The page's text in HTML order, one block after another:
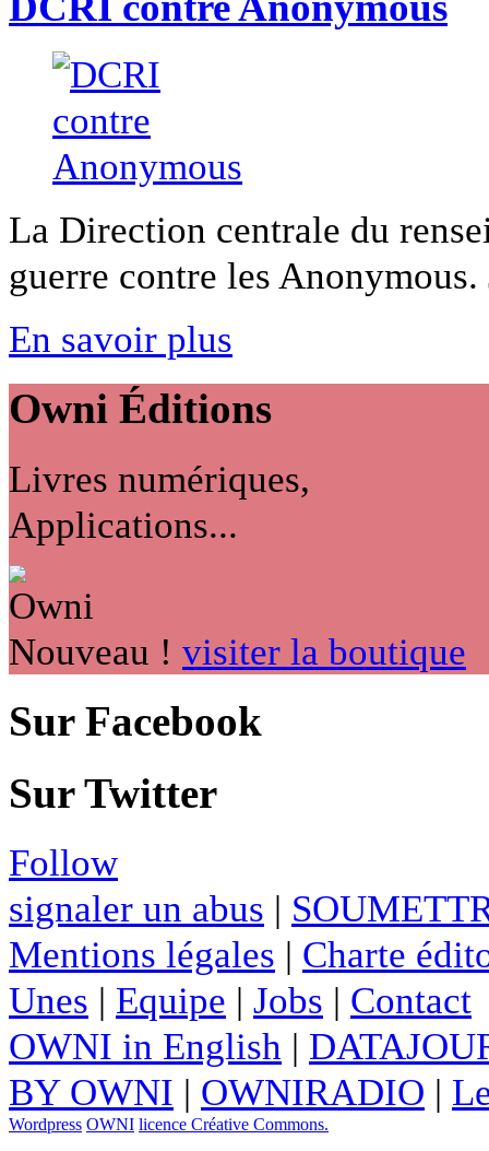
La Direction centrale du
guerre contre les
En savoir plus
Owni Éditions
Livres numériques,
Applications...
Nouveau ! visiter la boutique
Sur Facebook
Sur Twitter
Follow
signaler un abus |
Mentions légales | Charte
Unes | Equipe | Jobs | Contact
OWNI in English |
BY OWNI | OWNIRADIO |
Wordpress OWNI licence Créative Commons.